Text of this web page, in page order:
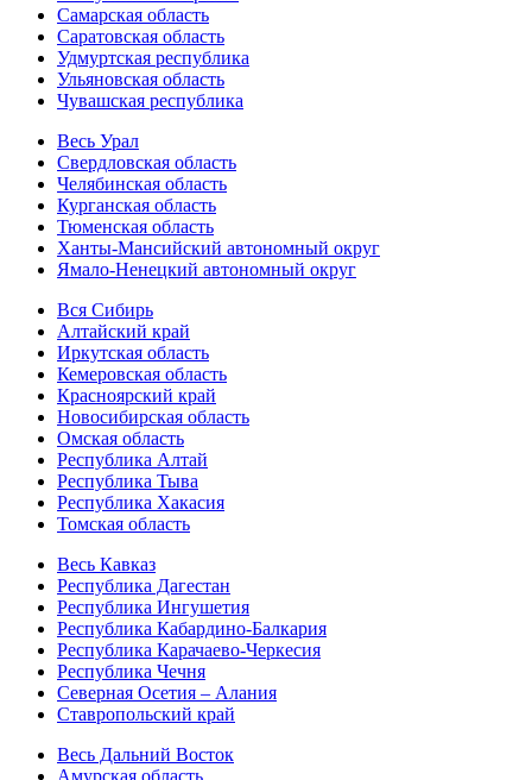
Самарская область
Саратовская область
Удмуртская республика
Ульяновская область
Чувашская республика
Весь Урал
Свердловская область
Челябинская область
Курганская область
Тюменская область
Ханты-Мансийский автономный округ
Ямало-Ненецкий автономный округ
Вся Сибирь
Алтайский край
Иркутская область
Кемеровская область
Красноярский край
Новосибирская область
Омская область
Республика Алтай
Республика Тыва
Республика Хакасия
Томская область
Весь Кавказ
Республика Дагестан
Республика Ингушетия
Республика Кабардино-Балкария
Республика Карачаево-Черкесия
Республика Чечня
Северная Осетия – Алания
Ставропольский край
Весь Дальний Восток
Амурская область